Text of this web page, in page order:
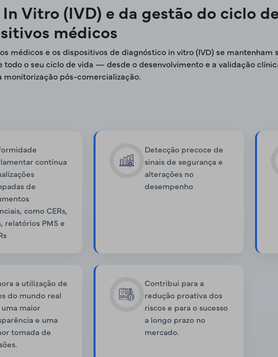
Vitro (IVD) e da gestão do ciclo
médicos
médicos e os dispositivos de diagnóstico in vitro (IVD) se
o seu ciclo de vida — desde o desenvolvimento e a validação
pós-comercialização.
contínua
de
como CERs,
relatórios PMS e
Detecção precoce de
sinais de segurança e
alterações no
desempenho
a utilização de
do mundo real
uma maior
e uma
tomada de
Contribui para a
redução proativa dos
riscos e para o sucesso
a longo prazo no
mercado.